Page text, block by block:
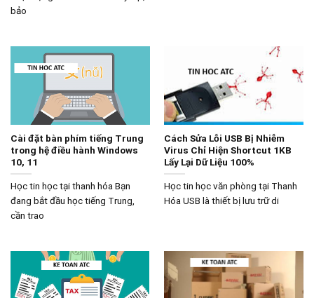
bảo
Cài đặt bàn phím tiếng Trung
trong hệ điều hành Windows
10, 11
Học tin học tại thanh hóa Bạn
đang bắt đầu học tiếng Trung,
cần trao
Cách Sửa Lỗi USB Bị Nhiễm
Virus Chỉ Hiện Shortcut 1KB
Lấy Lại Dữ Liệu 100%
Học tin học văn phòng tại Thanh
Hóa USB là thiết bị lưu trữ di